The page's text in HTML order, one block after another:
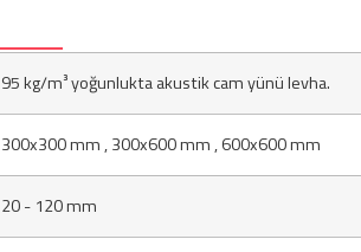
95 kg/m³ yoğunlukta akustik cam yünü levha.
300x300 mm , 300x600 mm , 600x600 mm
20 - 120 mm